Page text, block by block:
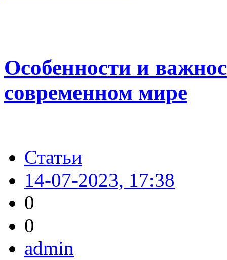
Особенности и
современном мире
Статьи
14-07-2023, 17:38
0
0
admin